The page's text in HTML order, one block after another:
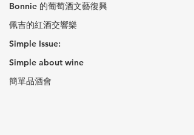
Bonnie 的葡萄酒文藝復興
佩吉的紅酒交響樂
Simple Issue:
Simple about wine
簡單品酒會